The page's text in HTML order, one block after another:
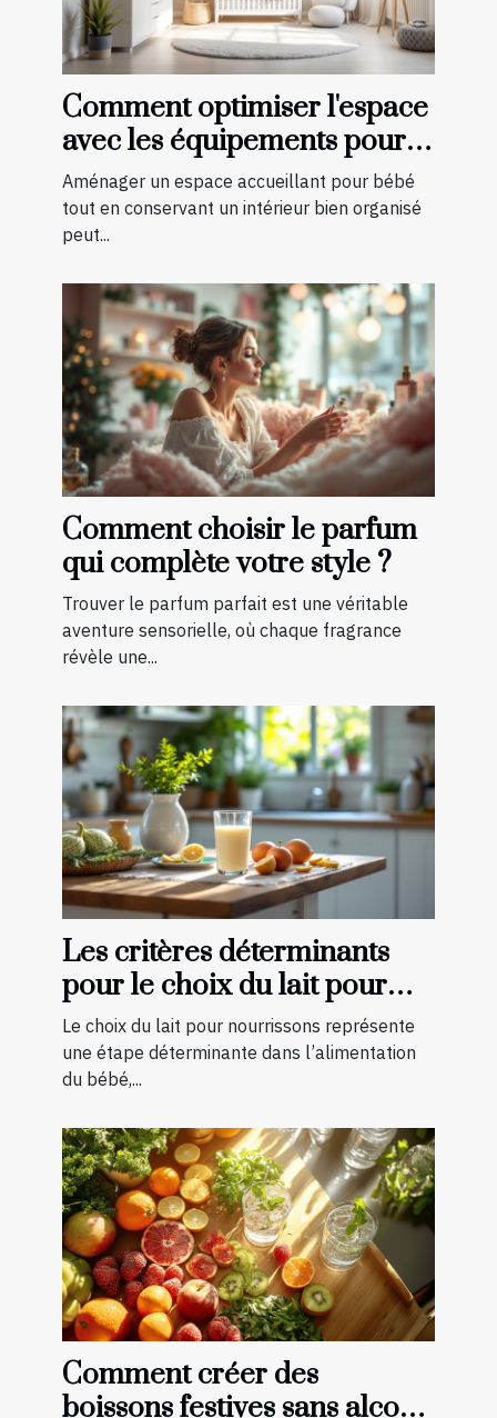
Comment optimiser l'espace
avec les équipements pour
bébé?
Aménager un espace accueillant pour bébé
tout en conservant un intérieur bien organisé
peut...
Comment choisir le parfum
qui complète votre style ?
Trouver le parfum parfait est une véritable
aventure sensorielle, où chaque fragrance
révèle une...
Les critères déterminants
pour le choix du lait pour
nourrissons
Le choix du lait pour nourrissons représente
une étape déterminante dans l’alimentation
du bébé,...
Comment créer des
boissons festives sans alcool